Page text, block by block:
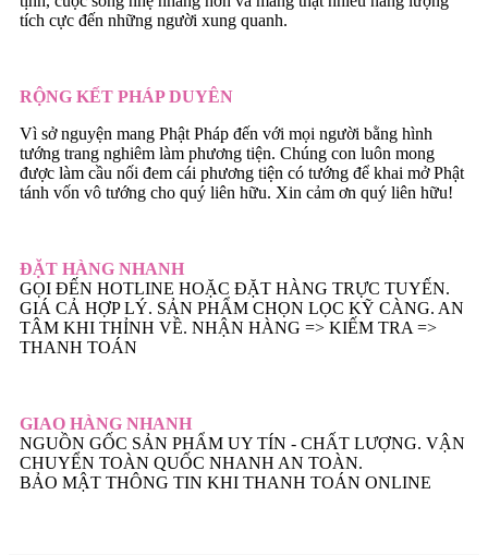
tích cực đến những người xung quanh.
RỘNG KẾT PHÁP DUYÊN
Vì sở nguyện mang Phật Pháp đến với mọi người bằng hình
tướng trang nghiêm làm phương tiện. Chúng con luôn mong
được làm cầu nối đem cái phương tiện có tướng để khai mở Phật
tánh vốn vô tướng cho quý liên hữu. Xin cảm ơn quý liên hữu!
ĐẶT HÀNG NHANH
GỌI ĐẾN HOTLINE HOẶC ĐẶT HÀNG TRỰC TUYẾN.
GIÁ CẢ HỢP LÝ. SẢN PHẨM CHỌN LỌC KỸ CÀNG. AN
TÂM KHI THỈNH VỀ. NHẬN HÀNG => KIẾM TRA =>
THANH TOÁN
GIAO HÀNG NHANH
NGUỒN GỐC SẢN PHẨM UY TÍN - CHẤT LƯỢNG. VẬN
CHUYỂN TOÀN QUỐC NHANH AN TOÀN.
BẢO MẬT THÔNG TIN KHI THANH TOÁN ONLINE